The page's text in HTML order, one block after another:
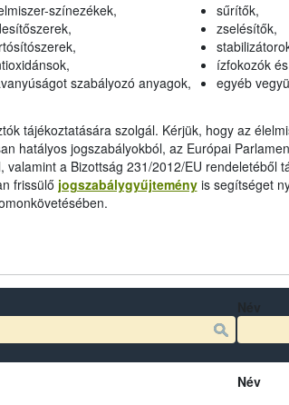
színezékek,
szabályozó anyagok,
sűrítők,
zselésítők,
ízfokozók és
egyéb
tájékoztatására szolgál. Kérjük, hogy az
hatályos jogszabályokból, az Európai
valamint a Bizottság 231/2012/EU rendeletéből
frissülő jogszabálygyűjteményis segítséget
Név